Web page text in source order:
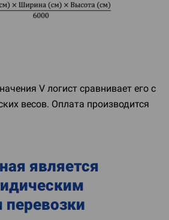
V логист сравнивает его с
весов. Оплата производится
является